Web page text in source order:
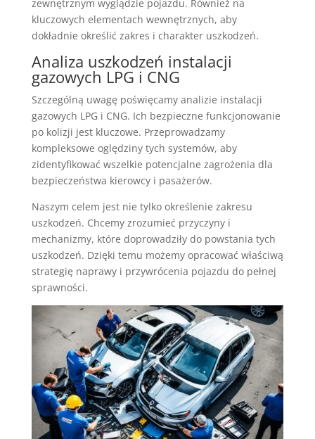
zewnętrznym wyglądzie pojazdu. Również na
kluczowych elementach wewnętrznych, aby
dokładnie określić zakres i charakter uszkodzeń.
Analiza uszkodzeń instalacji
gazowych LPG i CNG
Szczególną uwagę poświęcamy analizie instalacji
gazowych LPG i CNG. Ich bezpieczne funkcjonowanie
po kolizji jest kluczowe. Przeprowadzamy
kompleksowe oględziny tych systemów, aby
zidentyfikować wszelkie potencjalne zagrożenia dla
bezpieczeństwa kierowcy i pasażerów.
Naszym celem jest nie tylko określenie zakresu
uszkodzeń. Chcemy zrozumieć przyczyny i
mechanizmy, które doprowadziły do powstania tych
uszkodzeń. Dzięki temu możemy opracować właściwą
strategię naprawy i przywrócenia pojazdu do pełnej
sprawności.